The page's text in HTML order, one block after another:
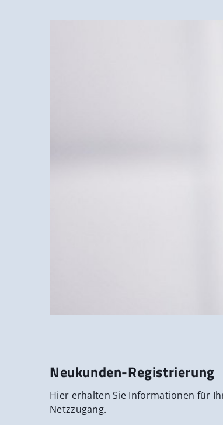
Neukunden-Registrierung
Hier erhalten Sie Informationen für
Netzzugang.